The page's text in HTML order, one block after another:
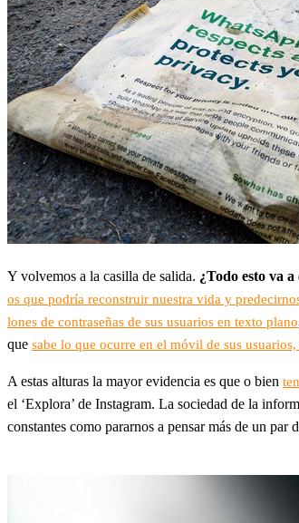
Y volvemos a la casilla de salida. ¿Todo esto va
os que podría reconstruir nuestra vida y
lones de contraseñas de sus usuarios en texto plano
que sabe lo que ocurre en el móvil de sus
A estas alturas la mayor evidencia es que o bien
el ‘Explora’ de Instagram. La sociedad de la
constantes como pararnos a pensar más de un par